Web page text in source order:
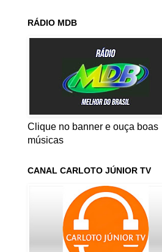
RÁDIO MDB
Clique no banner e ouça boas
músicas
CANAL CARLOTO JÚNIOR TV